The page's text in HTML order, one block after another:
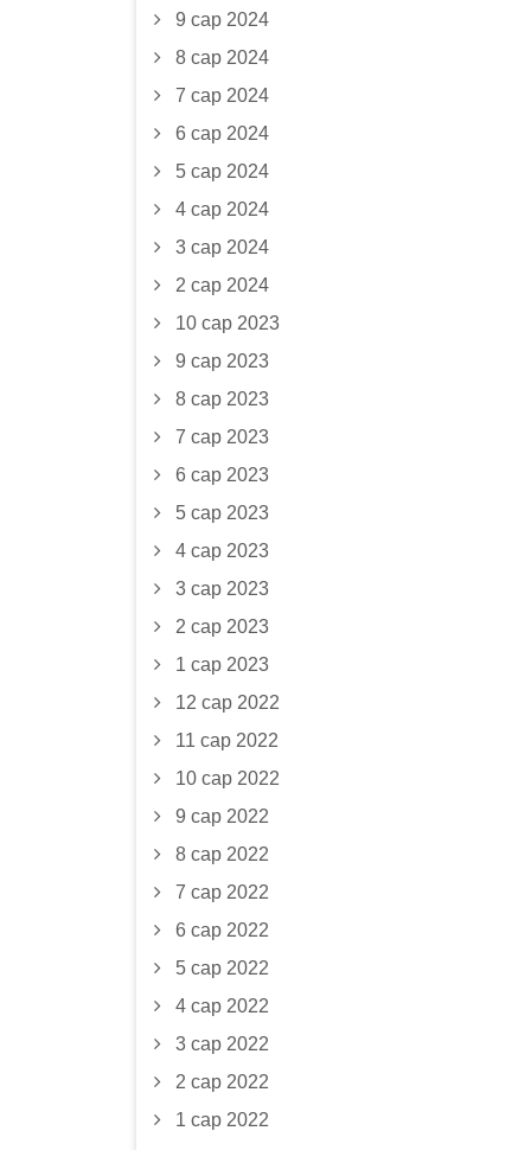
9 сар 2024
8 сар 2024
7 сар 2024
6 сар 2024
5 сар 2024
4 сар 2024
3 сар 2024
2 сар 2024
10 сар 2023
9 сар 2023
8 сар 2023
7 сар 2023
6 сар 2023
5 сар 2023
4 сар 2023
3 сар 2023
2 сар 2023
1 сар 2023
12 сар 2022
11 сар 2022
10 сар 2022
9 сар 2022
8 сар 2022
7 сар 2022
6 сар 2022
5 сар 2022
4 сар 2022
3 сар 2022
2 сар 2022
1 сар 2022